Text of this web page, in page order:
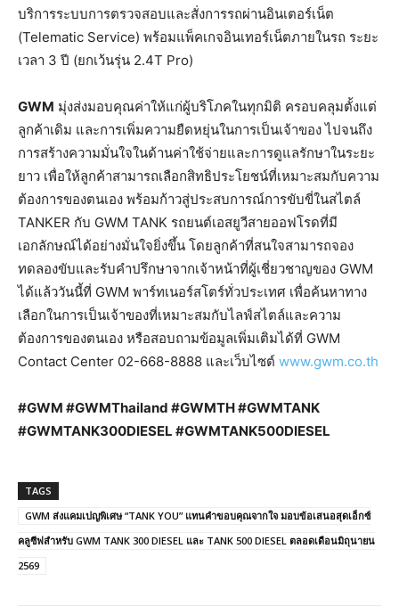
บริการระบบการตรวจสอบและสั่งการรถผ่านอินเตอร์เน็ต
(Telematic Service) พร้อมแพ็คเกจอินเทอร์เน็ตภายในรถ ระยะ
เวลา 3 ปี (ยกเว้นรุ่น 2.4T Pro)
GWM มุ่งส่งมอบคุณค่าให้แก่ผู้บริโภคในทุกมิติ ครอบคลุมตั้งแต่
ลูกค้าเดิม และการเพิ่มความยืดหยุ่นในการเป็นเจ้าของ ไปจนถึง
การสร้างความมั่นใจในด้านค่าใช้จ่ายและการดูแลรักษาในระยะ
ยาว เพื่อให้ลูกค้าสามารถเลือกสิทธิประโยชน์ที่เหมาะสมกับความ
ต้องการของตนเอง พร้อมก้าวสู่ประสบการณ์การขับขี่ในสไตล์
TANKER กับ GWM TANK รถยนต์เอสยูวีสายออฟโรดที่มี
เอกลักษณ์ได้อย่างมั่นใจยิ่งขึ้น โดยลูกค้าที่สนใจสามารถจอง
ทดลองขับและรับคำปรึกษาจากเจ้าหน้าที่ผู้เชี่ยวชาญของ GWM
ได้แล้ววันนี้ที่ GWM พาร์ทเนอร์สโตร์ทั่วประเทศ เพื่อค้นหาทาง
เลือกในการเป็นเจ้าของที่เหมาะสมกับไลฟ์สไตล์และความ
ต้องการของตนเอง หรือสอบถามข้อมูลเพิ่มเติมได้ที่ GWM
Contact Center 02-668-8888 และเว็บไซต์ www.gwm.co.th
#GWM #GWMThailand #GWMTH #GWMTANK
#GWMTANK300DIESEL #GWMTANK500DIESEL
TAGS
GWM ส่งแคมเปญพิเศษ “TANK YOU” แทนคำขอบคุณจากใจ มอบข้อเสนอสุดเอ็กซ์
คลูซีฟสำหรับ GWM TANK 300 DIESEL และ TANK 500 DIESEL ตลอดเดือนมิถุนายน
2569